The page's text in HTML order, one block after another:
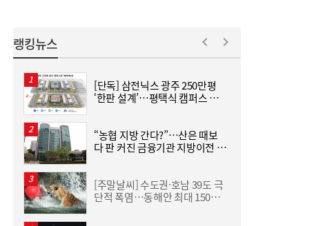
15:38
한성우·이성현, 첫 패션 룩북 촬영 마쳐…키
즈 모델 활동 본격화
랭킹뉴스
[단독] 삼전닉스 광주 250만평
‘한판 설계’…평택식 캠퍼스 들
“농협 지방 간다?”…산은 때보
다 판 커진 금융기관 지방이전 논
[주말날씨] 수도권·호남 39도 극
단적 폭염…동해안 최대 150㎜